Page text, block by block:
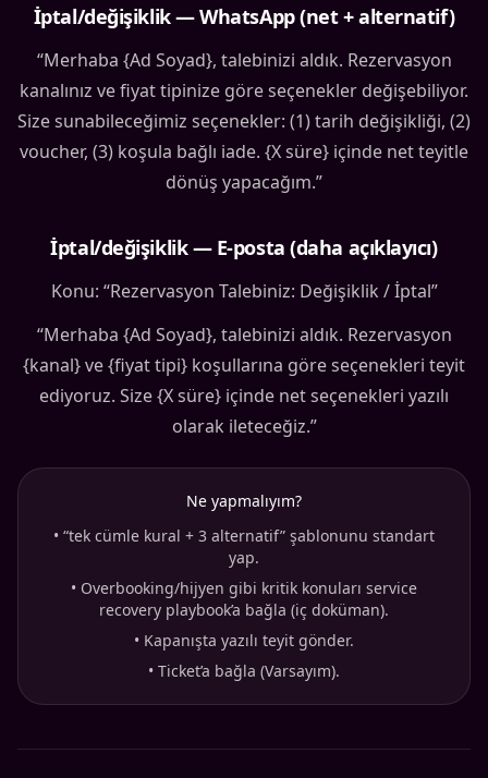
İptal/değişiklik — WhatsApp (net + alternatif)
“Merhaba {Ad Soyad}, talebinizi aldık. Rezervasyon
kanalınız ve fiyat tipinize göre seçenekler değişebiliyor.
Size sunabileceğimiz seçenekler: (1) tarih değişikliği, (2)
voucher, (3) koşula bağlı iade. {X süre} içinde net teyitle
dönüş yapacağım.”
İptal/değişiklik — E-posta (daha açıklayıcı)
Konu: “Rezervasyon Talebiniz: Değişiklik / İptal”
“Merhaba {Ad Soyad}, talebinizi aldık. Rezervasyon
{kanal} ve {fiyat tipi} koşullarına göre seçenekleri teyit
ediyoruz. Size {X süre} içinde net seçenekleri yazılı
olarak ileteceğiz.”
Ne yapmalıyım?
• “tek cümle kural + 3 alternatif” şablonunu standart
yap.
• Overbooking/hijyen gibi kritik konuları service
recovery playbook’a bağla (iç doküman).
• Kapanışta yazılı teyit gönder.
• Ticket’a bağla (Varsayım).